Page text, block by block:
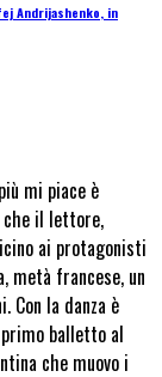
Andrijashenko, in
mi piace è
il lettore,
ai protagonisti
metà francese, un
Con la danza è
balletto al
che muovo i